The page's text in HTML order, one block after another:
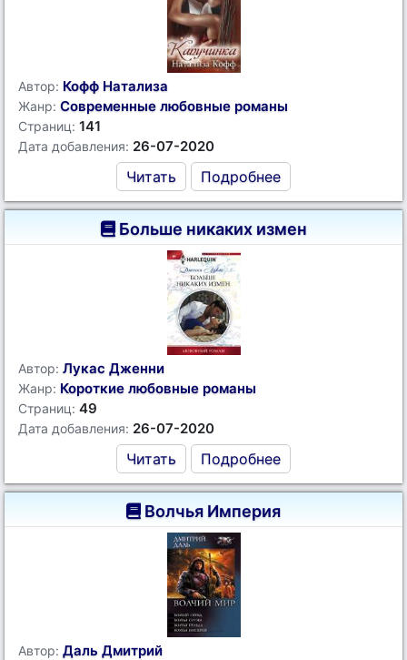
Автор: Кофф Натализа
Жанр: Современные любовные романы
Страниц: 141
Дата добавления: 26-07-2020
Читать Подробнее
Больше никаких измен
Автор: Лукас Дженни
Жанр: Короткие любовные романы
Страниц: 49
Дата добавления: 26-07-2020
Читать Подробнее
Волчья Империя
Автор: Даль Дмитрий